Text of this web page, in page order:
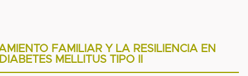
FAMILIAR Y LA RESILIENCIA EN
MELLITUS TIPO II